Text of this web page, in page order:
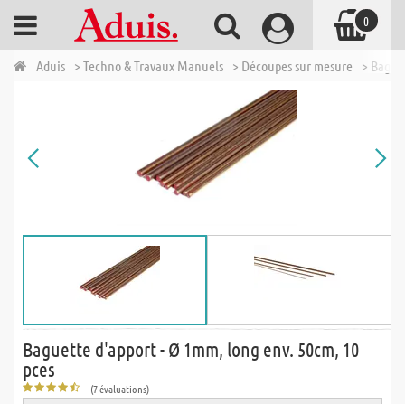
Aduis > Techno & Travaux Manuels > Découpes sur mesure >
Baguette d'apport - Ø 1mm, long env. 50cm, 10
pces
(7 évaluations)
0